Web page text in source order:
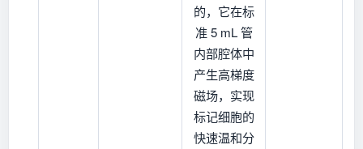
的，它在标
准 5 mL 管
内部腔体中
产生高梯度
磁场，实现
标记细胞的
快速温和分